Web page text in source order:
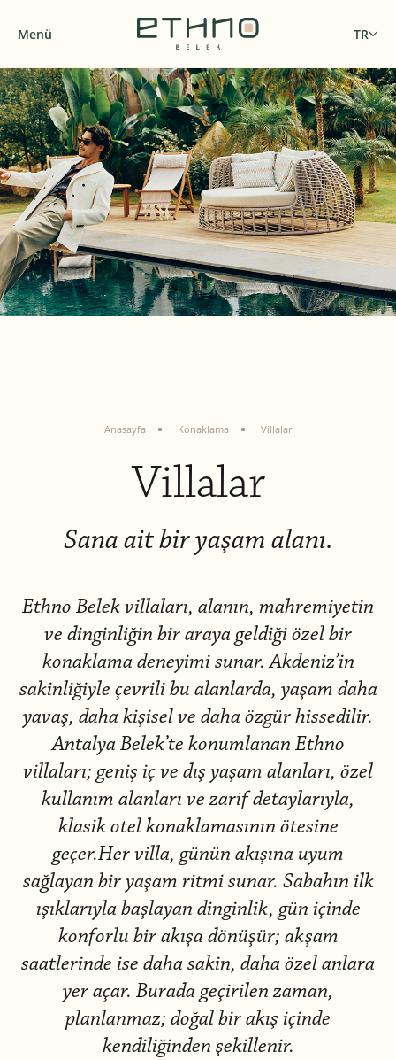
Menü TR
Anasayfa Konaklama Villalar
Villalar
Sana ait bir yaşam alanı.
Ethno Belek villaları, alanın, mahremiyetin
ve dinginliğin bir araya geldiği özel bir
konaklama deneyimi sunar. Akdeniz’in
sakinliğiyle çevrili bu alanlarda, yaşam daha
yavaş, daha kişisel ve daha özgür hissedilir.
Antalya Belek’te konumlanan Ethno
villaları; geniş iç ve dış yaşam alanları, özel
kullanım alanları ve zarif detaylarıyla,
klasik otel konaklamasının ötesine
geçer.Her villa, günün akışına uyum
sağlayan bir yaşam ritmi sunar. Sabahın ilk
ışıklarıyla başlayan dinginlik, gün içinde
konforlu bir akışa dönüşür; akşam
saatlerinde ise daha sakin, daha özel anlara
yer açar. Burada geçirilen zaman,
planlanmaz; doğal bir akış içinde
kendiliğinden şekillenir.